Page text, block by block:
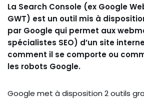
La Search Console (ex Google
GWT) est un outil mis à
par Google qui permet aux
spécialistes SEO) d’un site
comment il se comporte ou
les robots Google.
Google met à disposition 2 outils